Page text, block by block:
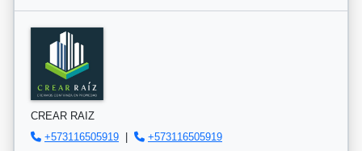
CREAR RAIZ
+573116505919
+573116505919